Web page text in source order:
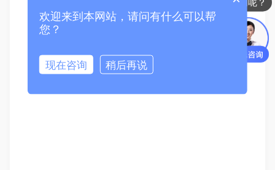
现在有优惠活动么？
欢迎来到本网站，请问有什么可以帮
您？
现在咨询 稍后再说